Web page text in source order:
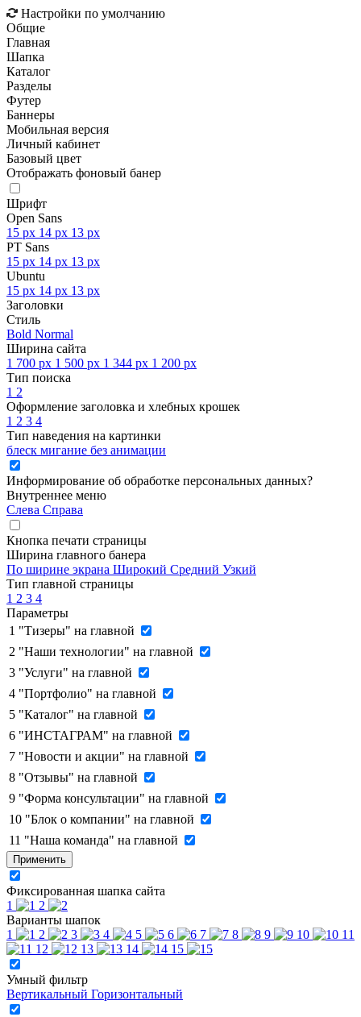
Настройки по умолчанию
Общие
Главная
Шапка
Каталог
Разделы
Футер
Баннеры
Мобильная версия
Личный кабинет
Базовый цвет
Отображать фоновый банер
Шрифт
Open Sans
15 px 14 px 13 px
PT Sans
15 px 14 px 13 px
Ubuntu
15 px 14 px 13 px
Заголовки
Стиль
Bold Normal
Ширина сайта
1 700 px 1 500 px 1 344 px 1 200 px
Тип поиска
1 2
Оформление заголовка и хлебных крошек
1 2 3 4
Тип наведения на картинки
блеск мигание без анимации
Информирование об обработке персональных данных?
Внутреннее меню
Слева Справа
Кнопка печати страницы
Ширина главного банера
По ширине экрана Широкий Средний Узкий
Тип главной страницы
1 2 3 4
Параметры
1 "Тизеры" на главной
2 "Наши технологии" на главной
3 "Услуги" на главной
4 "Портфолио" на главной
5 "Каталог" на главной
6 "ИНСТАГРАМ" на главной
7 "Новости и акции" на главной
8 "Отзывы" на главной
9 "Форма консультации" на главной
10 "Блок о компании" на главной
11 "Наша команда" на главной
Применить
Фиксированная шапка сайта
1
2
Варианты шапок
1
2 3 4 5 6 7 8 9 10
11
12
13 14 15
Умный фильтр
Вертикальный Горизонтальный